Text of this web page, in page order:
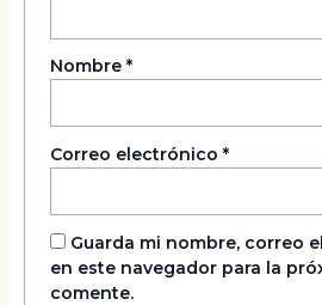
Nombre *
Correo electrónico *
Guarda mi nombre, correo
en este navegador para la
comente.